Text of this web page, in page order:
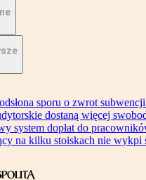
sporu o zwrot
dostaną więcej
system dopłat do
na kilku stoiskach nie wykpi